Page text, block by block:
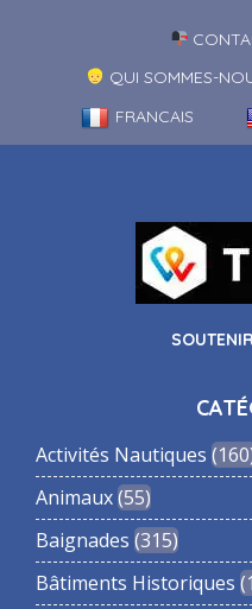
QUI SOMMES-
FRANCAIS
Activités Nautiques 160
Animaux 55
Baignades 315
Bâtiments Historiques